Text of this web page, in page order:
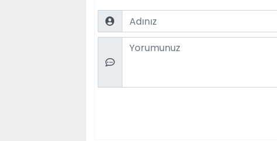
Name
Comment